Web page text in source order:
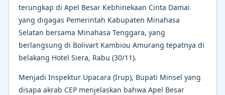
terungkap di Apel Besar Kebhinekaan Cinta Damai
yang digagas Pemerintah Kabupaten Minahasa
Selatan bersama Minahasa Tenggara, yang
berlangsung di Bolivart Kambiou Amurang tepatnya di
belakang Hotel Siera, Rabu (30/11).
Menjadi Inspektur Upacara (Irup), Bupati Minsel yang
disapa akrab CEP menjelaskan bahwa Apel Besar